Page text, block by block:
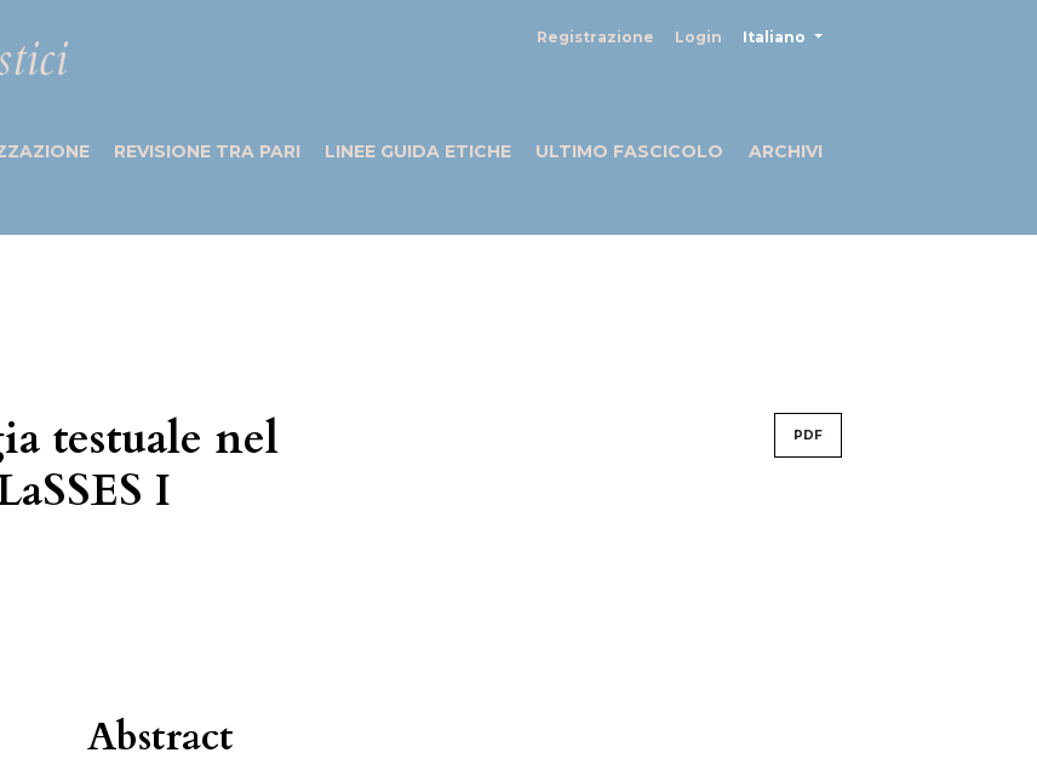
Registrazione Login Italiano
REVISIONE TRA PARI LINEE GUIDA ETICHE ULTIMO FASCICOLO
ARCHIVI
testuale nel
I
PDF
Abstract